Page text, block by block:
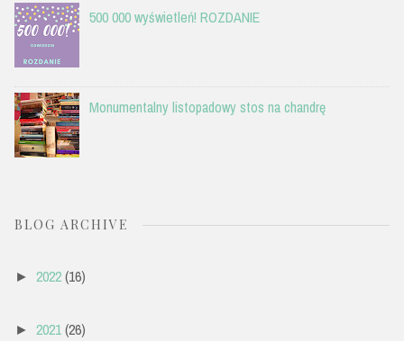
500 000 wyświetleń! ROZDANIE
Monumentalny listopadowy stos na chandrę
BLOG ARCHIVE
► 2022(16)
► 2021(26)